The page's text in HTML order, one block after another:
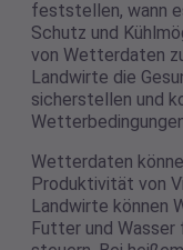
feststellen, wann
Schutz und
von Wetterdaten
Landwirte die
sicherstellen und
Wetterdaten
Produktivität von
Landwirte können
Futter und Wasser